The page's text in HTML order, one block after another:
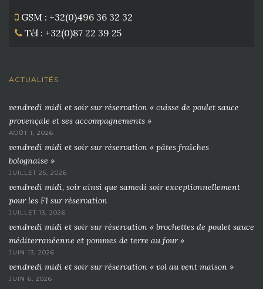
GSM : +32(0)496 36 32 32
Tél : +32(0)87 22 39 25
ACTUALITÉS
vendredi midi et soir sur réservation « cuisse de poulet sauce
provençale et ses accompagnements »
AOÛT 1, 2026
vendredi midi et soir sur réservation « pâtes fraîches
bolognaise »
JUILLET 25, 2026
vendredi midi, soir ainsi que samedi soir exceptionnellement
pour les F1 sur réservation
JUILLET 13, 2026
vendredi midi et soir sur réservation « brochettes de poulet sauce
méditerranéenne et pommes de terre au four »
JUIN 13, 2026
vendredi midi et soir sur réservation « vol au vent maison »
JUIN 6, 2026